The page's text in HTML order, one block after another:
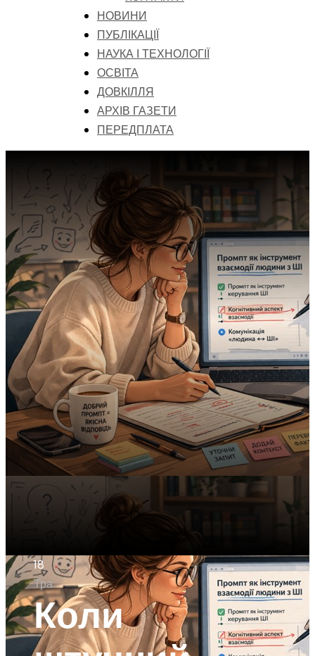
НОВИНИ
ПУБЛІКАЦІЇ
НАУКА І ТЕХНОЛОГІЇ
ОСВІТА
ДОВКІЛЛЯ
АРХІВ ГАЗЕТИ
ПЕРЕДПЛАТА
18
Тра
Коли